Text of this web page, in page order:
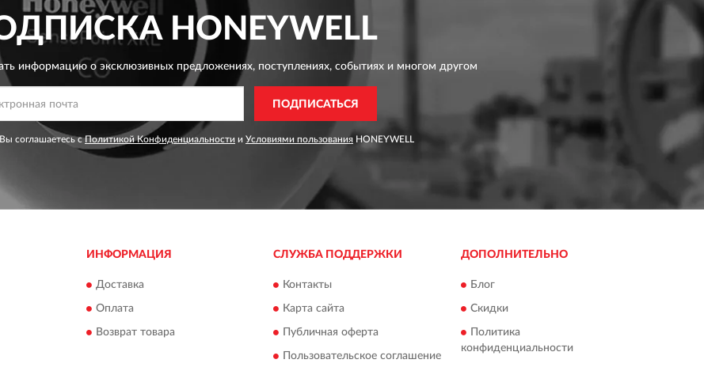
HONEYWELL
информацию о эксклюзивных предложениях,поступлениях, событиях и многом другом
ПОДПИСАТЬСЯ
соглашаетесь сПолитикой Конфиденциальности и Условиями пользования HONEYWELL
ИНФОРМАЦИЯ
Доставка
Оплата
Возврат товара
СЛУЖБА ПОДДЕРЖКИ
Контакты
Карта сайта
Публичная оферта
Пользовательское соглашение
ДОПОЛНИТЕЛЬНО
Блог
Скидки
Политика
конфиденциальности